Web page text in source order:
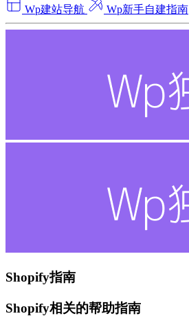
Wp建站导航 Wp新手自建指南
Shopify指南
Shopify相关的帮助指南